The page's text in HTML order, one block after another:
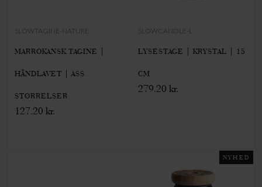
SLOWTAGINE-NATURE
MARROKANSK TAGINE |
HÅNDLAVET | ASS.
STØRRELSER
127.20 kr.
SLOWCANDLE-L
LYSESTAGE | KRYSTAL | 15
CM
279.20 kr.
NYHED